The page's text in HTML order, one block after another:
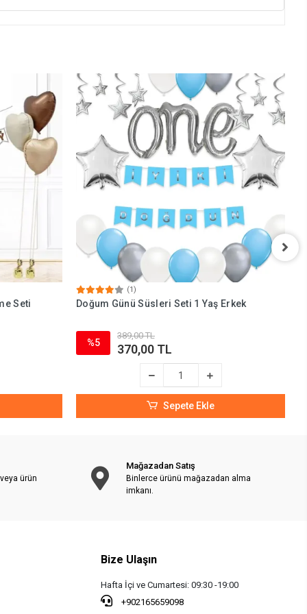
Seti
(1)
Doğum Günü Süsleri Seti 1 Yaş Erkek
%5
389,00 TL
370,00 TL
Sepete Ekle
ürün
Mağazadan Satış
Binlerce ürünü mağazadan alma
imkanı.
Bize Ulaşın
Hafta İçi ve Cumartesi: 09:30 -19:00
+902165659098